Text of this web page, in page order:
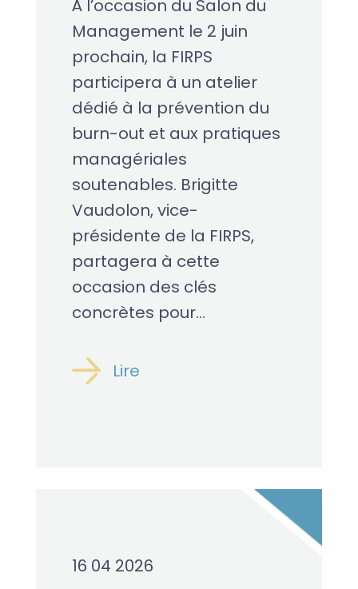
À l’occasion du Salon du
Management le 2 juin
prochain, la FIRPS
participera à un atelier
dédié à la prévention du
burn-out et aux pratiques
managériales
soutenables. Brigitte
Vaudolon, vice-
présidente de la FIRPS,
partagera à cette
occasion des clés
concrètes pour...
Lire
16 04 2026